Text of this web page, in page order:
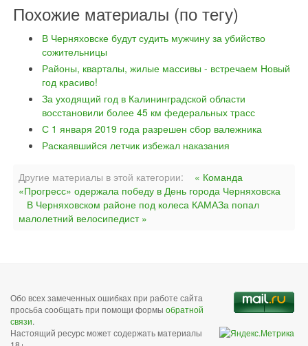
Похожие материалы (по тегу)
В Черняховске будут судить мужчину за убийство
сожительницы
Районы, кварталы, жилые массивы - встречаем Новый
год красиво!
За уходящий год в Калининградской области
восстановили более 45 км федеральных трасс
С 1 января 2019 года разрешен сбор валежника
Раскаявшийся летчик избежал наказания
Другие материалы в этой категории:
« Команда
«Прогресс» одержала победу в День города Черняховска
В Черняховском районе под колеса КАМАЗа попал
малолетний велосипедист »
Обо всех замеченных ошибках при работе сайта
просьба сообщать при помощи формы обратной
связи.
Настоящий ресурс может содержать материалы